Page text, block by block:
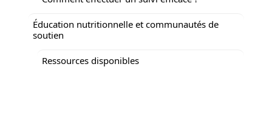
Éducation nutritionnelle et communautés de
soutien
Ressources disponibles